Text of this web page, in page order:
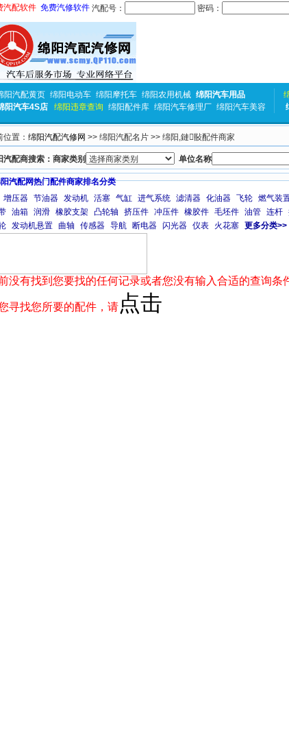
汽配软件 免费汽修软件 汽配号： 密码：
阳汽配黄页 绵阳电动车 绵阳摩托车 绵阳农用机械 绵阳汽车用品
阳汽车4S店
绵阳违章查询 绵阳配件库 绵阳汽车修理厂 绵阳汽车美容
位置： 绵阳汽配汽修网 >> 绵阳汽配名片 >> 绵阳,鏈敯配件商家
汽配商搜索：商家类别 单位名称
汽配网热门配件商家排名分类
增压器 节油器 发动机 活塞 气缸 进气系统 滤清器 化油器 飞轮 燃气装
油箱 润滑 橡胶支架 凸轮轴 挤压件 冲压件 橡胶件 毛坯件 油管 连杆
发动机悬置 曲轴 传感器 导航 断电器 闪光器 仪表 火花塞 更多分类>>
没有找到您要找的任何记录或者您没有输入合适的查询
寻找您所要的配件，请 点击